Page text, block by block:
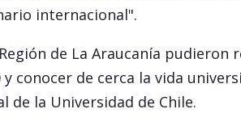
internacional".
de La Araucanía pudieron
y conocer de cerca la vida
la Universidad de Chile.